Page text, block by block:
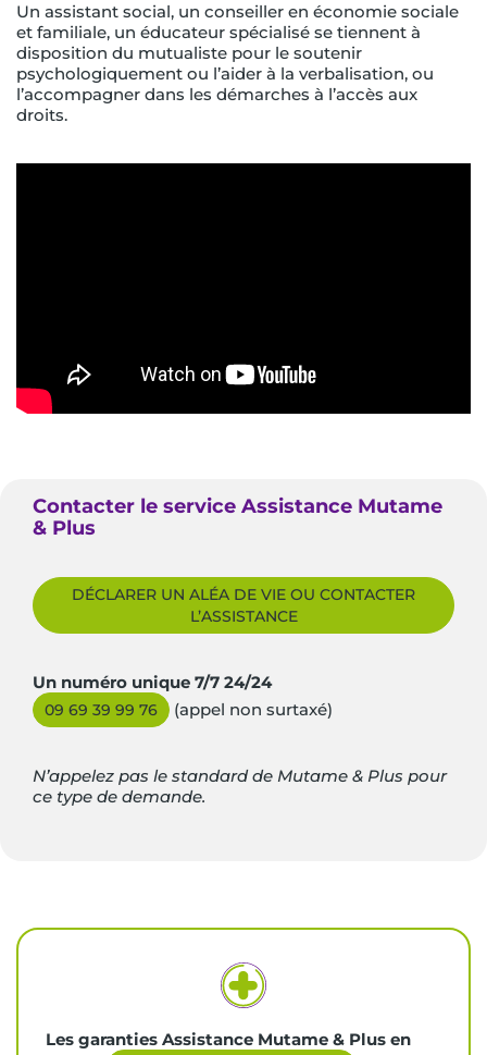
Un assistant social, un conseiller en économie sociale
et familiale, un éducateur spécialisé se tiennent à
disposition du mutualiste pour le soutenir
psychologiquement ou l’aider à la verbalisation, ou
l’accompagner dans les démarches à l’accès aux
droits.
Contacter le service Assistance Mutame
& Plus
DÉCLARER UN ALÉA DE VIE OU CONTACTER
L’ASSISTANCE
Un numéro unique 7/7 24/24
09 69 39 99 76 (appel non surtaxé)
N’appelez pas le standard de Mutame & Plus pour
ce type de demande.
Les garanties Assistance Mutame & Plus en